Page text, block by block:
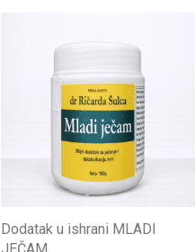
Dodatak u ishrani MLADI